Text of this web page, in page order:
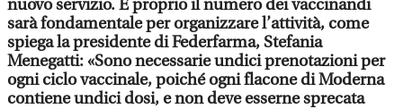
nuovo servizio. E proprio il numero dei vaccinandi
sarà fondamentale per organizzare l’attività, come
spiega la presidente di Federfarma, Stefania
Menegatti: «Sono necessarie undici prenotazioni per
ogni ciclo vaccinale, poiché ogni flacone di Moderna
contiene undici dosi, e non deve esserne sprecata